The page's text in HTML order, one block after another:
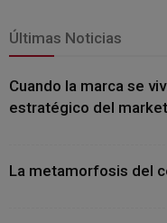
Últimas Noticias
Cuando la marca se
estratégico del
La metamorfosis del